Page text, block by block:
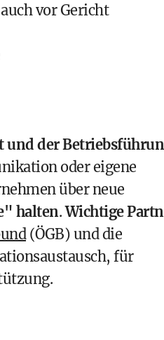
vor Gericht
und der
oder eigene
über neue
halten.Wichtige
(ÖGB) und die
für